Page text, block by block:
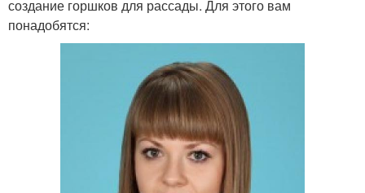
создание горшков для рассады. Для этого вам
понадобятся: